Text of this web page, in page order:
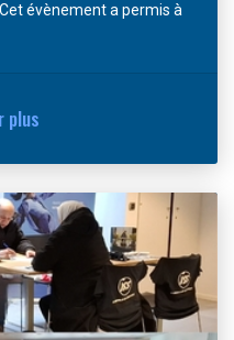
évènement a permis à
plus